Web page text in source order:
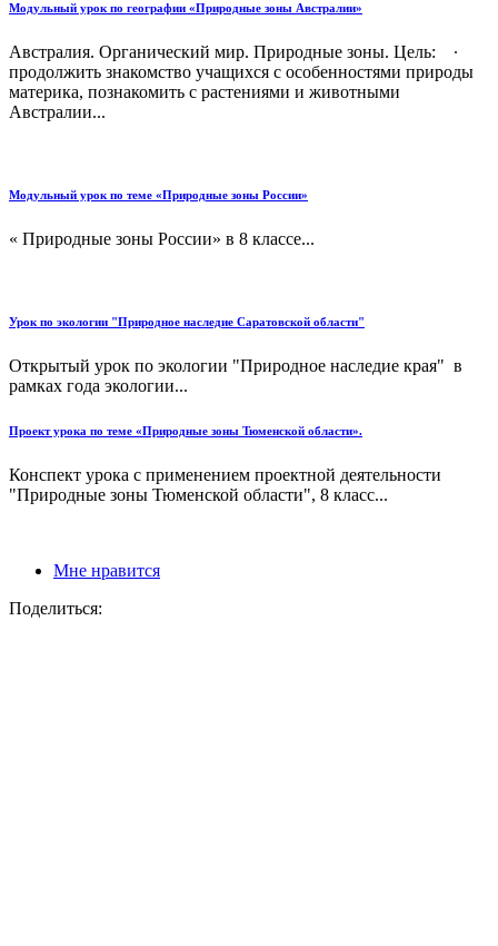
Модульный урок по географии «Природные зоны Австралии»
Австралия. Органический мир. Природные зоны. Цель: ∙
продолжить знакомство учащихся с особенностями природы
материка, познакомить с растениями и животными
Австралии...
Модульный урок по теме «Природные зоны России»
« Природные зоны России» в 8 классе...
Урок по экологии "Природное наследие Саратовской области"
Открытый урок по экологии "Природное наследие края" в
рамках года экологии...
Проект урока по теме «Природные зоны Тюменской области».
Конспект урока с применением проектной деятельности
"Природные зоны Тюменской области", 8 класс...
Мне нравится
Поделиться: